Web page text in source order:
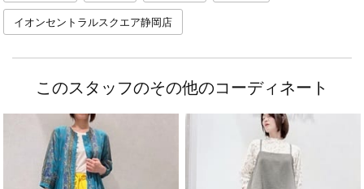
イオンセントラルスクエア静岡店
このスタッフのその他のコーディネート